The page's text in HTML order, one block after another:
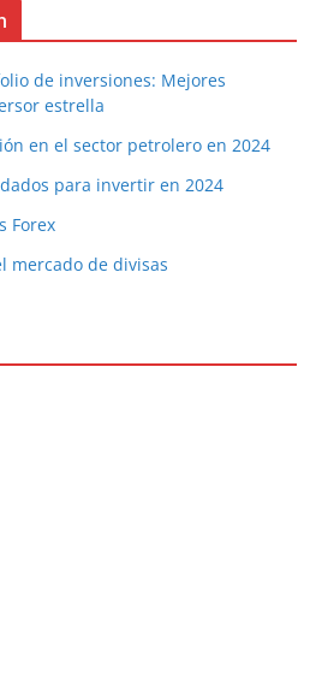
de inversiones: Mejores
estrella
en el sector petrolero en 2024
para invertir en 2024
Forex
mercado de divisas